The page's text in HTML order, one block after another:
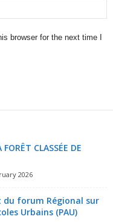
browser for the next time I
CLASSÉE DE
2026
du forum Régional sur
Urbains (PAU)